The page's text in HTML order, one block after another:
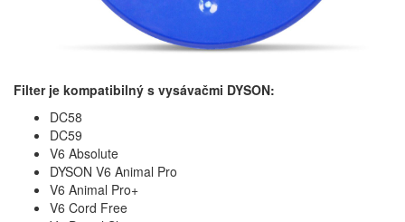
Filter je kompatibilný s vysávačmi DYSON:
DC58
DC59
V6 Absolute
DYSON V6 Animal Pro
V6 Animal Pro+
V6 Cord Free